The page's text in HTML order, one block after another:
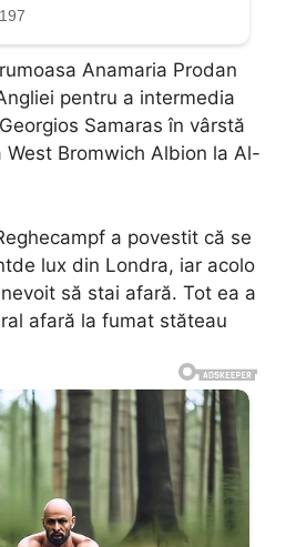
Anamaria Prodan
pentru a intermedia
Samaras în vârstă
Bromwich Albion la Al-
a povestit că se
lux din Londra, iar acolo
să stai afară. Tot ea a
afară la fumat stăteau